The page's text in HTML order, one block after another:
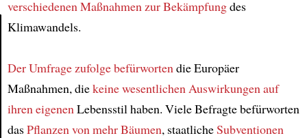
verschiedenen Maßnahmen zur Bekämpfungdes
Klimawandels.
Der Umfrage zufolgebefürworten die Europäer
Maßnahmen, diekeine wesentlichen Auswirkungen auf
ihren eigenen Lebensstil haben. Viele Befragte befürworten
dasPflanzen von mehr Bäumen, staatlicheSubventionen